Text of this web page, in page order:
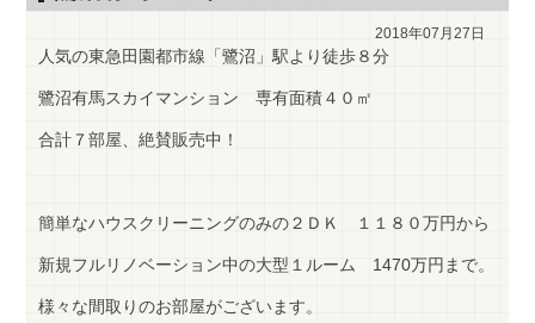
2018年07月27日
人気の東急田園都市線「鷺沼」駅より徒歩８分
鷺沼有馬スカイマンション 専有面積４０㎡
合計７部屋、絶賛販売中！
簡単なハウスクリーニングのみの２ＤＫ １１８０万円から
新規フルリノベーション中の大型１ルーム 1470万円まで。
様々な間取りのお部屋がございます。